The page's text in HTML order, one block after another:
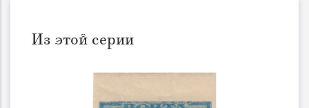
Из этой серии